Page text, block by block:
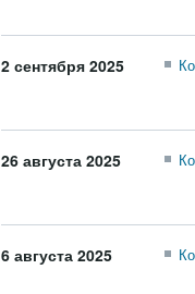
2 сентября 2025
26 августа 2025
6 августа 2025